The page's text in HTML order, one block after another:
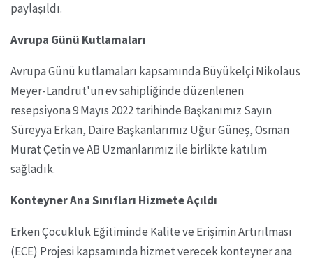
paylaşıldı.
Avrupa Günü Kutlamaları
Avrupa Günü kutlamaları kapsamında Büyükelçi Nikolaus
Meyer-Landrut'un ev sahipliğinde düzenlenen
resepsiyona 9 Mayıs 2022 tarihinde Başkanımız Sayın
Süreyya Erkan, Daire Başkanlarımız Uğur Güneş, Osman
Murat Çetin ve AB Uzmanlarımız ile birlikte katılım
sağladık.
Konteyner Ana Sınıfları Hizmete Açıldı
Erken Çocukluk Eğitiminde Kalite ve Erişimin Artırılması
(ECE) Projesi kapsamında hizmet verecek konteyner ana